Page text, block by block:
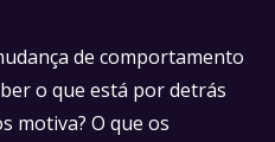
de comportamento
o que está por detrás
motiva? O que os